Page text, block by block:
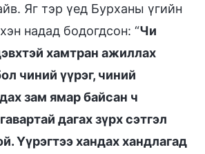
Яг тэр үед Бурханы үгийн
надад бодогдсон: “Чи
хамтран ажиллах
чиний үүрэг, чиний
зам ямар байсан ч
дагах зүрх сэтгэл
Үүрэгтээ хандах хандлагад